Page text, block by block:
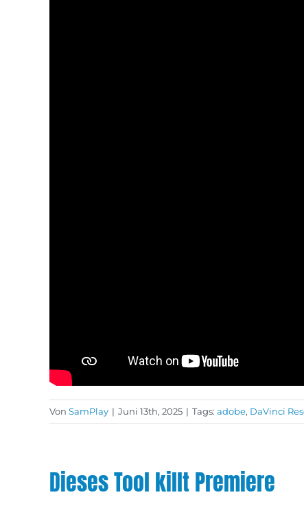
Von SamPlay | Juni 13th, 2025 | Tags: adobe, DaVinci
Dieses Tool killt Premiere